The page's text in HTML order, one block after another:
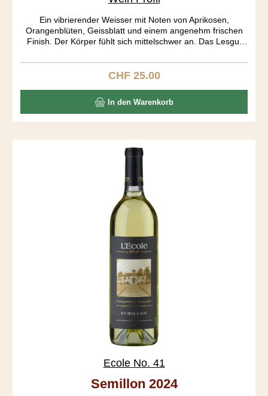
Ein vibrierender Weisser mit Noten von Aprikosen,
Orangenblüten, Geissblatt und einem angenehm frischen
Finish. Der Körper fühlt sich mittelschwer an. Das Lesgut
gute Durchlüftung und moderaten Temperaturen bekannt
ist. Die Trauben werden nur leicht gepresst. Die Gärung
Pinot Gris am besten zur Geltung bringt.
Regulärer Preis:
CHF 25.00
In den Warenkorb
Ecole No. 41
Semillon 2024